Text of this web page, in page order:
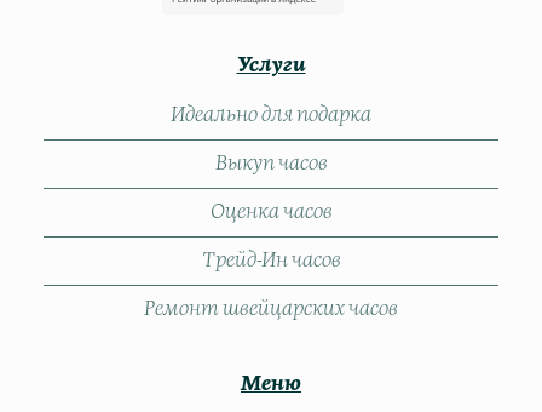
Услуги
Идеально для подарка
Выкуп часов
Оценка часов
Трейд-Ин часов
Ремонт швейцарских часов
Меню